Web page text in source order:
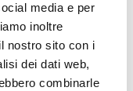
media e per
inoltre
nostro sito con i
dei dati web,
combinarle